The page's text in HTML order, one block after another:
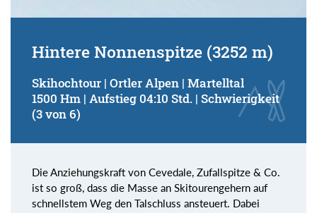
Hintere Nonnenspitze (3252 m)
Skihochtour | Ortler Alpen | Martelltal
1500 Hm | Aufstieg 04:10 Std. | Schwierigkeit
(3 von 6)
Die Anziehungskraft von Cevedale, Zufallspitze & Co.
ist so groß, dass die Masse an Skitourengehern auf
schnellstem Weg den Talschluss ansteuert. Dabei